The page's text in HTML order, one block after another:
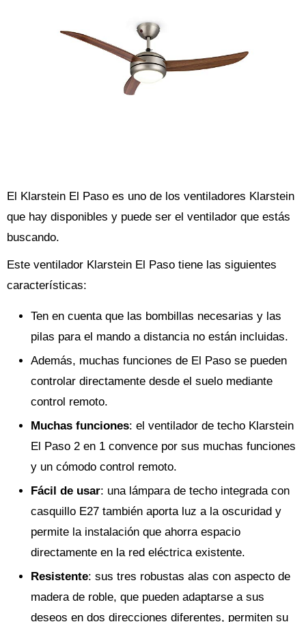
El Klarstein El Paso es uno de los ventiladores Klarstein
que hay disponibles y puede ser el ventilador que estás
buscando.
Este ventilador Klarstein El Paso tiene las siguientes
características:
Ten en cuenta que las bombillas necesarias y las
pilas para el mando a distancia no están incluidas.
Además, muchas funciones de El Paso se pueden
controlar directamente desde el suelo mediante
control remoto.
Muchas funciones: el ventilador de techo Klarstein
El Paso 2 en 1 convence por sus muchas funciones
y un cómodo control remoto.
Fácil de usar: una lámpara de techo integrada con
casquillo E27 también aporta luz a la oscuridad y
permite la instalación que ahorra espacio
directamente en la red eléctrica existente.
Resistente: sus tres robustas alas con aspecto de
madera de roble, que pueden adaptarse a sus
deseos en dos direcciones diferentes, permiten su